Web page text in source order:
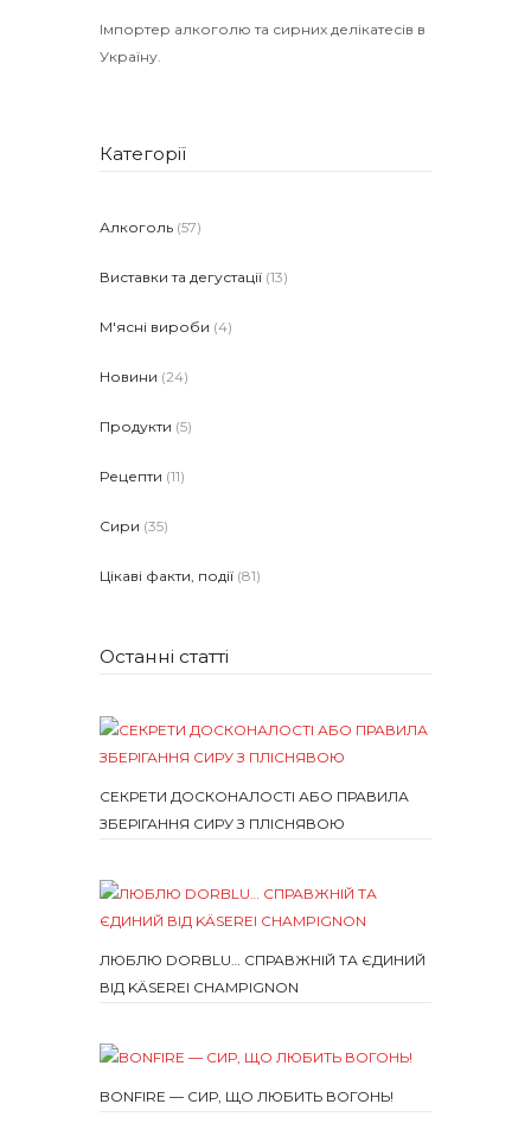
Імпортер алкоголю та сирних делікатесів в
Україну.
Категорії
Алкоголь (57)
Виставки та дегустації (13)
М'ясні вироби (4)
Новини (24)
Продукти (5)
Рецепти (11)
Сири (35)
Цікаві факти, події (81)
Останні статті
СЕКРЕТИ ДОСКОНАЛОСТІ АБО ПРАВИЛА
ЗБЕРІГАННЯ СИРУ З ПЛІСНЯВОЮ
ЛЮБЛЮ DORBLU… СПРАВЖНІЙ ТА ЄДИНИЙ
ВІД KÄSEREI CHAMPIGNON
BONFIRE — СИР, ЩО ЛЮБИТЬ ВОГОНЬ!